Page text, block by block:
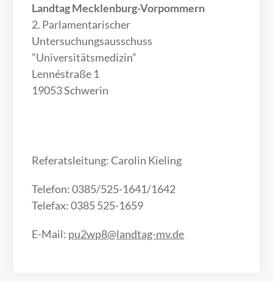
Landtag Mecklenburg-Vorpommern
2. Parlamentarischer
Untersuchungsausschuss
”Universitätsmedizin”
Lennéstraße 1
19053 Schwerin
Referatsleitung: Carolin Kieling
Telefon: 0385/525-1641/1642
Telefax: 0385 525-1659
E-Mail: pu2wp8@landtag-mv.de